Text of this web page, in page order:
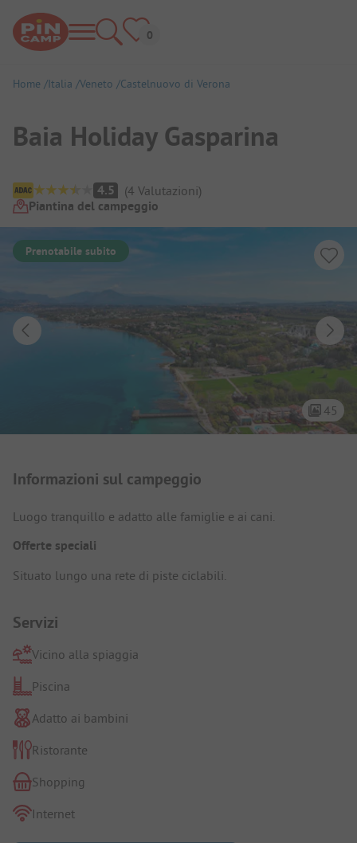
Home Italia Veneto Castelnuovo di Verona
Baia Holiday Gasparina
Panoramica del campeggio
4.5 (4 Valutazioni)
Piantina del campeggio
Prenotabile subito
45
Informazioni sul campeggio
Luogo tranquillo e adatto alle famiglie e ai cani.
Offerte speciali
Situato lungo una rete di piste ciclabili.
Servizi
Vicino alla spiaggia
Piscina
Adatto ai bambini
Ristorante
Shopping
Internet